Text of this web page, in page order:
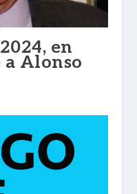
en
a Alonso